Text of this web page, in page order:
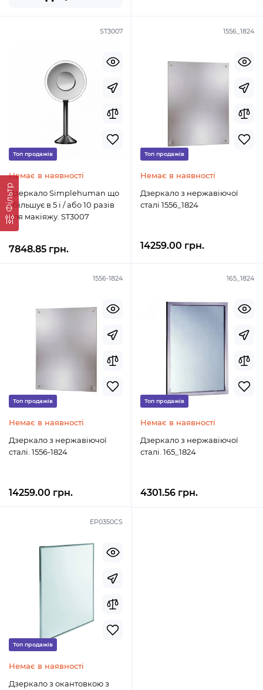
Фільтр
ST3007
Топ продажів
Немає в наявності
Дзеркало Simplehuman що
збільшує в 5 і / або 10 разів
для макіяжу. ST3007
7848.85 грн.
1556_1824
Топ продажів
Немає в наявності
Дзеркало з нержавіючої
сталі 1556_1824
14259.00 грн.
1556-1824
Топ продажів
Немає в наявності
Дзеркало з нержавіючої
сталі. 1556-1824
14259.00 грн.
165_1824
Топ продажів
Немає в наявності
Дзеркало з нержавіючої
сталі. 165_1824
4301.56 грн.
EP0350CS
Топ продажів
Немає в наявності
Дзеркало з окантовкою з